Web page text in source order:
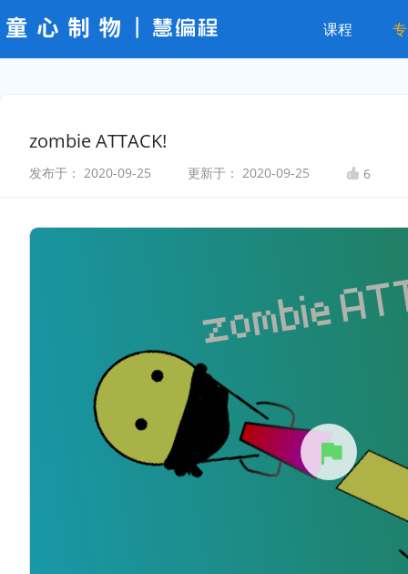
课程
zombie ATTACK!
发布于： 2020-09-25 更新于： 2020-09-25 6